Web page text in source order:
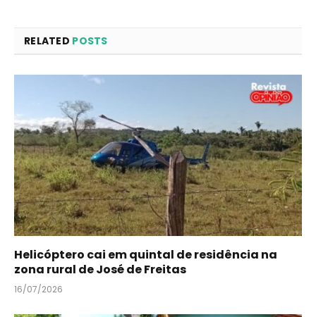
RELATED POSTS
Helicóptero cai em quintal de residência na
zona rural de José de Freitas
16/07/2026